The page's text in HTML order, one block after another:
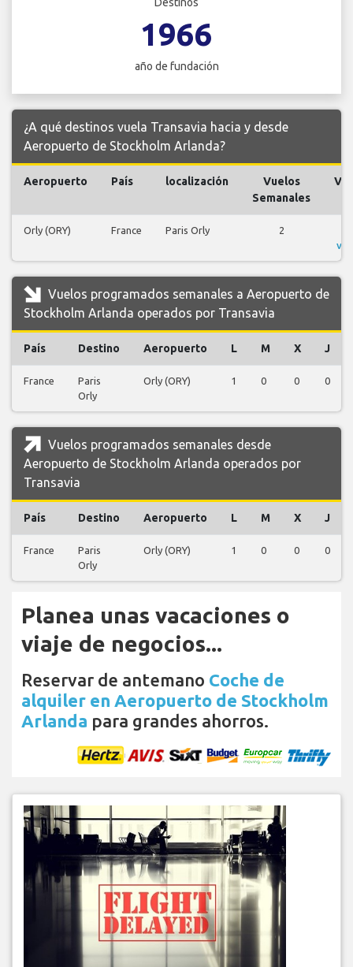
1966
año de fundación
¿A qué destinos vuela Transavia hacia y desde
Aeropuerto de Stockholm Arlanda?
Aeropuerto País localización
Vuelos
Semanales
Orly (ORY) France Paris Orly 2
Vuelos programados semanales a Aeropuerto de
Stockholm Arlanda operados por Transavia
País Destino Aeropuerto L M X J
France
Paris
Orly
Orly (ORY) 1 0 0 0
Vuelos programados semanales desde
Aeropuerto de Stockholm Arlanda operados por
Transavia
País Destino Aeropuerto L M X J
France
Paris
Orly
Orly (ORY) 1 0 0 0
Planea unas vacaciones o
viaje de negocios...
Reservar de antemano Coche de
alquiler en Aeropuerto de Stockholm
Arlanda para grandes ahorros.